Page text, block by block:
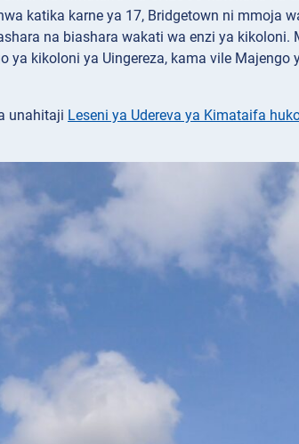
katika karne ya 17, Bridgetown ni mmoja
na biashara wakati wa enzi ya kikoloni.
kikoloni ya Uingereza, kama vile Majengo
unahitaji Leseni ya Udereva ya Kimataifa